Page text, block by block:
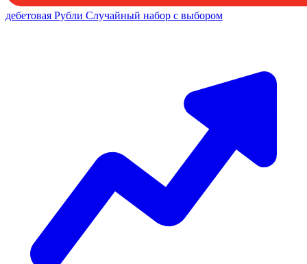
дебетовая Рубли Случайный набор с выбором